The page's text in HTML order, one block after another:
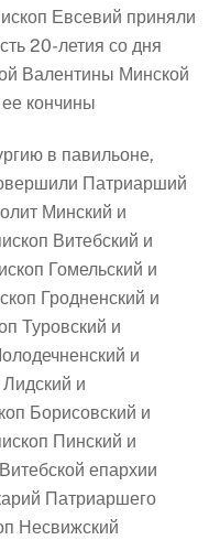
в павильоне,
Патриарший
Минский и
Витебский и
Гомельский и
Гродненский и
Туровский и
и
и
Борисовский и
Пинский и
епархии
Патриаршего
Несвижский